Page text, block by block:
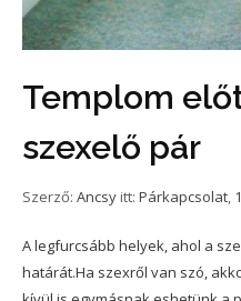
Templom
szexelő pár
Szerző: Ancsy itt: Párkapcsolat,
A legfurcsább helyek, ahol a
határát.Ha szexről van szó,